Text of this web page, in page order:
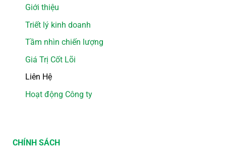
Giới thiệu
Triết lý kinh doanh
Tầm nhìn chiến lượng
Giá Trị Cốt Lõi
Liên Hệ
Hoạt động Công ty
CHÍNH SÁCH